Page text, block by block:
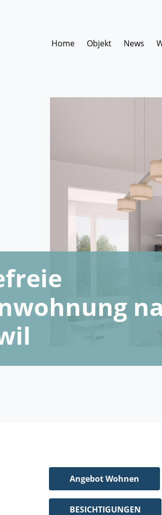
Home
Objekt News
Angebot Wohnen
BESICHTIGUNGEN